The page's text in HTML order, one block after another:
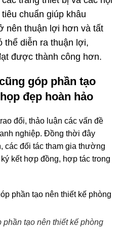
chuẩn giúp khâu
nên thuận lợi hơn và tất
thể diễn ra thuận lợi,
được thành công hơn.
góp phần tạo
đẹp hoàn hảo
đổi, thảo luận các vấn đề
nghiệp. Đồng thời đây
các đối tác tham gia thường
kết hợp đồng, hợp tác trong
phần tạo nên thiết kế phòng